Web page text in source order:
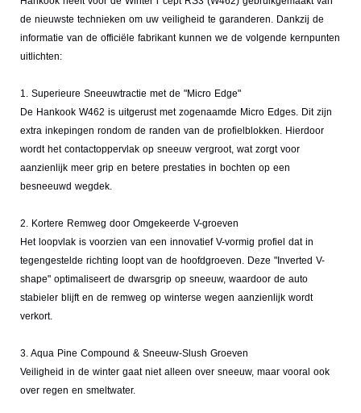
de nieuwste technieken om uw veiligheid te garanderen. Dankzij de
informatie van de officiële fabrikant kunnen we de volgende kernpunten
uitlichten:
1. Superieure Sneeuwtractie met de "Micro Edge"
De Hankook W462 is uitgerust met zogenaamde Micro Edges. Dit zijn
extra inkepingen rondom de randen van de profielblokken. Hierdoor
wordt het contactoppervlak op sneeuw vergroot, wat zorgt voor
aanzienlijk meer grip en betere prestaties in bochten op een
besneeuwd wegdek.
2. Kortere Remweg door Omgekeerde V-groeven
Het loopvlak is voorzien van een innovatief V-vormig profiel dat in
tegengestelde richting loopt van de hoofdgroeven. Deze "Inverted V-
shape" optimaliseert de dwarsgrip op sneeuw, waardoor de auto
stabieler blijft en de remweg op winterse wegen aanzienlijk wordt
verkort.
3. Aqua Pine Compound & Sneeuw-Slush Groeven
Veiligheid in de winter gaat niet alleen over sneeuw, maar vooral ook
over regen en smeltwater.